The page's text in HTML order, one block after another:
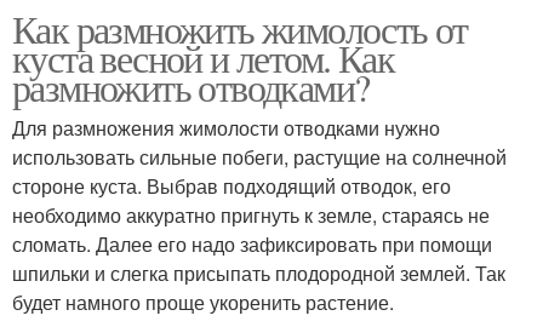
Как размножить жимолость от
куста весной и летом. Как
размножить отводками?
Для размножения жимолости отводками нужно
использовать сильные побеги, растущие на солнечной
стороне куста. Выбрав подходящий отводок, его
необходимо аккуратно пригнуть к земле, стараясь не
сломать. Далее его надо зафиксировать при помощи
шпильки и слегка присыпать плодородной землей. Так
будет намного проще укоренить растение.